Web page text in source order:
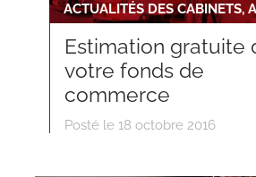
Estimation gratuite
votre fonds de
commerce
Posté le 18 octobre 2016